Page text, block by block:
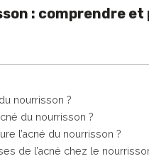
: comprendre et
nourrisson ?
du nourrisson ?
l’acné du nourrisson ?
de l’acné chez le